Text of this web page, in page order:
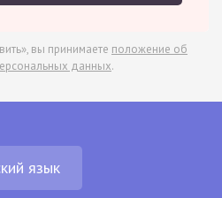
вы принимаете положение об
данных.
язык